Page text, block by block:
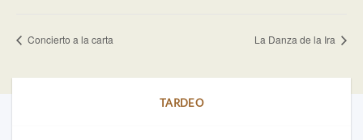
Concierto a la carta La Danza de la Ira
TARDEO